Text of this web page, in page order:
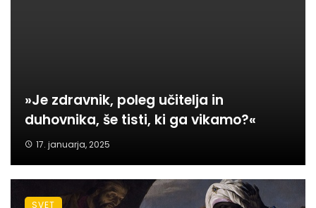
»Je zdravnik, poleg učitelja in
duhovnika, še tisti, ki ga vikamo?«
17. januarja, 2025
SVET